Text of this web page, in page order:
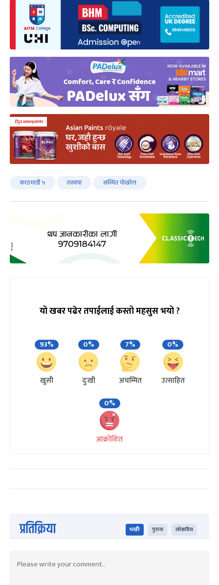
काठमाडौं ५ रास्वपा सस्मित पोखरेल
यो खबर पढेर तपाईलाई कस्तो महसुस भयो ?
93%
खुसी
0%
दुःखी
7%
अचम्मित
0%
उत्साहित
0%
आक्रोशित
प्रतिक्रिया भर्खरै पुराना लोकप्रिय